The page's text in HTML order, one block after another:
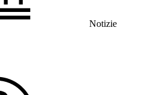
Notizie